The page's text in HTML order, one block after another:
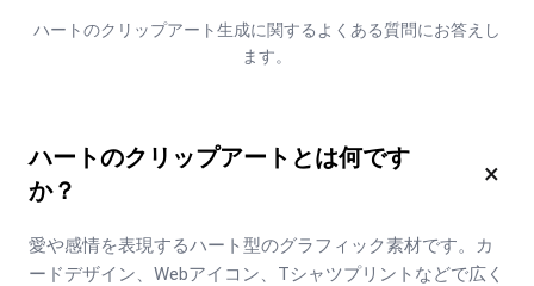
ハートのクリップアート生成に関するよくある質問にお答えし
ます。
ハートのクリップアートとは何です
か？
×
愛や感情を表現するハート型のグラフィック素材です。カ
ードデザイン、Webアイコン、Tシャツプリントなどで広く